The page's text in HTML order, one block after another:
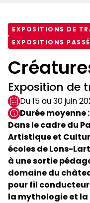
EXPOSITIONS DE
EXPOSITIONS
Exposition de
Du 15 au 30 juin
Durée moyenne
Dans le cadre du
Artistique et
écoles de Lons-
à une sortie
domaine du
pour fil
la mythologie et la